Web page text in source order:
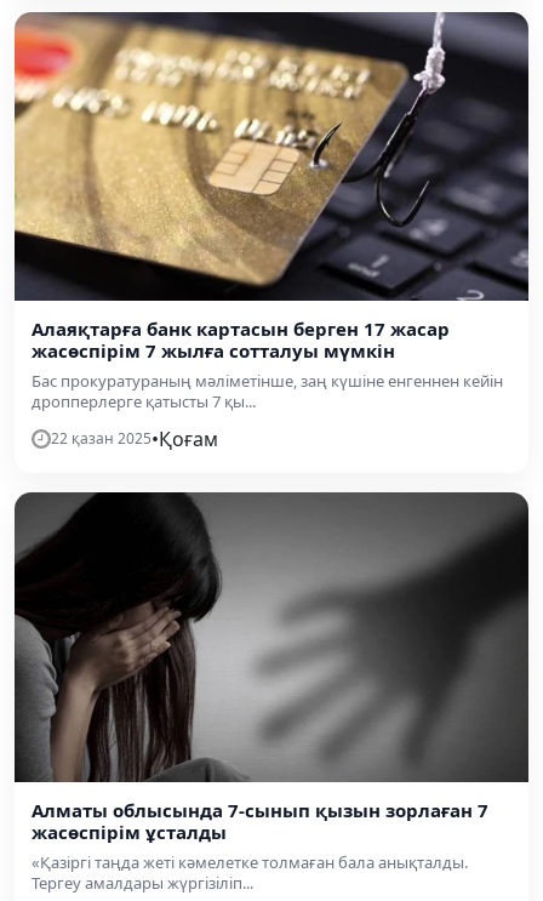
Алаяқтарға банк картасын берген 17 жасар
жасөспірім 7 жылға сотталуы мүмкін
Бас прокуратураның мәліметінше, заң күшіне енгеннен кейін
дропперлерге қатысты 7 қы...
22 қазан 2025•Қоғам
Алматы облысында 7-сынып қызын зорлаған 7
жасөспірім ұсталды
«Қазіргі таңда жеті кәмелетке толмаған бала анықталды.
Тергеу амалдары жүргізіліп...